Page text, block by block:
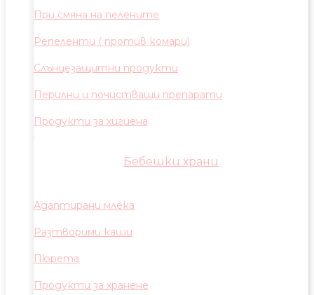
При смяна на пелените
Репеленти ( против комари)
Слънцезащитни продукти
Перилни и почистващи препарати
Продукти за хигиена
Бебешки храни
Адаптирани млека
Разтворими каши
Пюрета
Продукти за хранене